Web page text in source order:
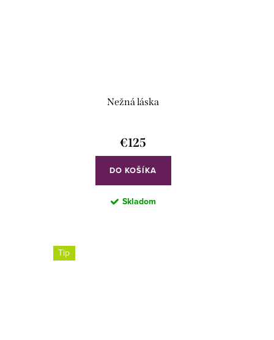
Nežná láska
€125
DO KOŠÍKA
Skladom
Tip